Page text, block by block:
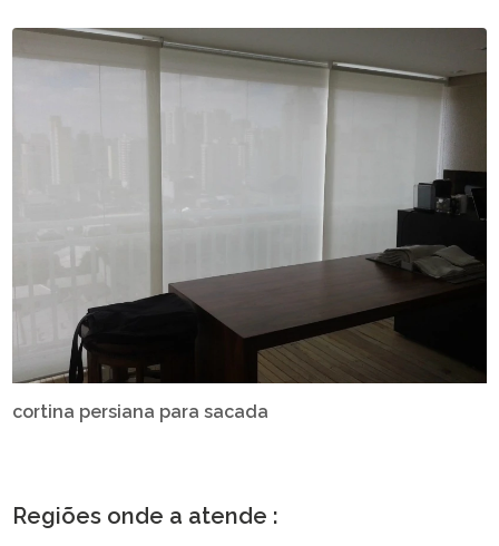
cortina persiana para sacada
Regiões onde a atende :